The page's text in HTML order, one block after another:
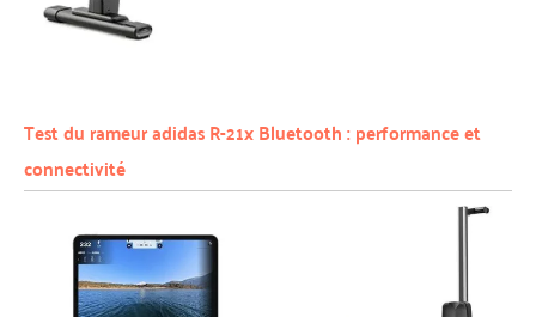
Test du rameur adidas R-21x Bluetooth : performance et
connectivité